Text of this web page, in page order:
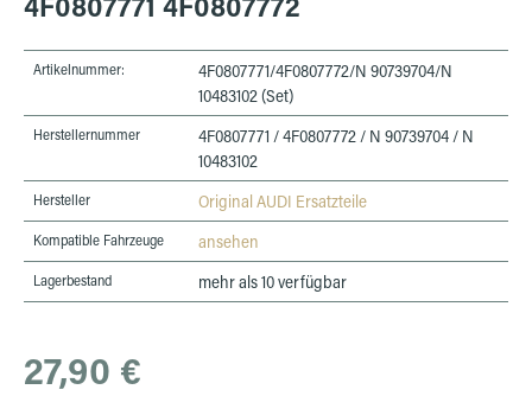
Artikelnummer:
4F0807771/4F0807772/N 90739704/N
10483102 (Set)
Herstellernummer
4F0807771 / 4F0807772 / N 90739704 / N
10483102
Hersteller Original AUDI Ersatzteile
Kompatible Fahrzeuge ansehen
Lagerbestand mehr als 10 verfügbar
Regulärer Preis:
27,90 €